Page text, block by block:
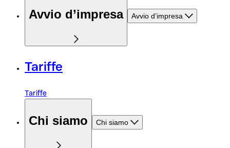
Avvio d’impresa Avvio d’impresa
Tariffe
Tariffe
Chi siamo Chi siamo